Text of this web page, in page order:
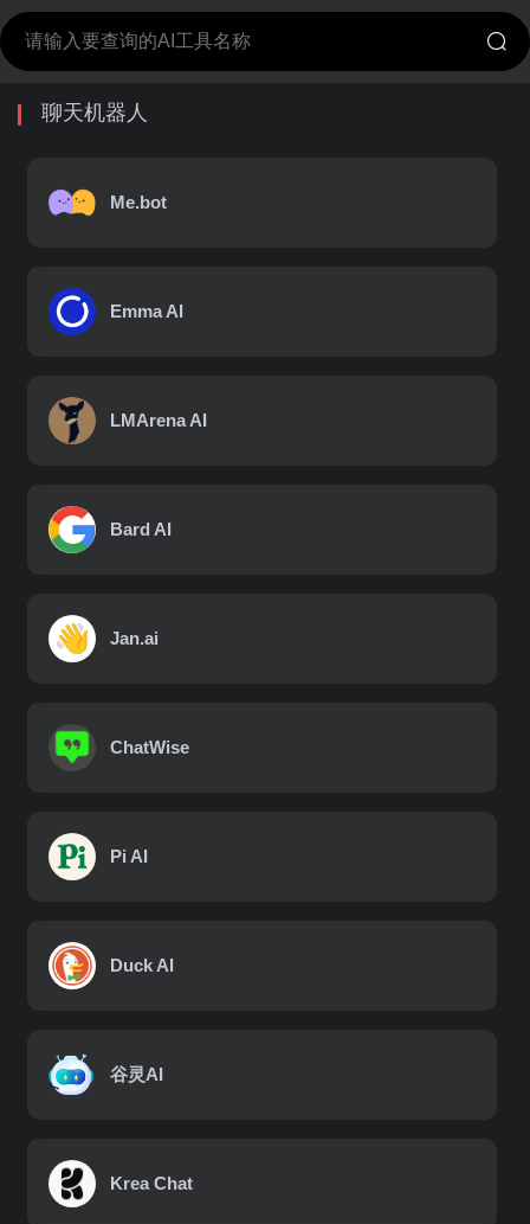
聊天机器人
Me.bot
Emma AI
LMArena AI
Bard AI
Jan.ai
ChatWise
Pi AI
Duck AI
谷灵AI
Krea Chat